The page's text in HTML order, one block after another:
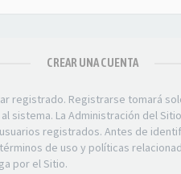
CREAR UNA CUENTA
registrado. Registrarse tomará
sistema. La Administración del
registrados. Antes de
de uso y políticas
por el Sitio.